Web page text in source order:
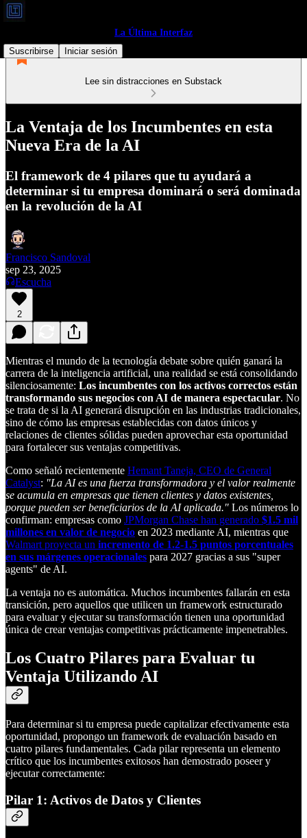
La Última Interfaz
Suscribirse
Iniciar sesión
Lee sin distracciones en Substack
La Ventaja de los Incumbentes en esta
Nueva Era de la AI
El framework de 4 pilares que tu ayudará a
determinar si tu empresa dominará o será dominada
en la revolución de la AI
Francisco Sandoval
sep 23, 2025
Escucha
2
Mientras el mundo de la tecnología debate sobre quién ganará la
carrera de la inteligencia artificial, una realidad se está consolidando
silenciosamente: Los incumbentes con los activos correctos están
transformando sus negocios con AI de manera espectacular. No
se trata de si la AI generará disrupción en las industrias tradicionales,
sino de cómo las empresas establecidas con datos únicos y
relaciones de clientes sólidas pueden aprovechar esta oportunidad
para fortalecer sus ventajas competitivas.
Como señaló recientemente Hemant Taneja, CEO de General
Catalyst: "La AI es una fuerza transformadora y el valor realmente
se acumula en empresas que tienen clientes y datos existentes,
porque pueden ser beneficiarios de la AI aplicada." Los números lo
confirman: empresas como JPMorgan Chase han generado $1.5 mil
millones en valor de negocio en 2023 mediante AI, mientras que
Walmart proyecta un incremento de 1.2-1.5 puntos porcentuales
en sus márgenes operacionales para 2027 gracias a sus "super
agents" de AI.
La ventaja no es automática. Muchos incumbentes fallarán en esta
transición, pero aquellos que utilicen un framework estructurado
para evaluar y ejecutar su transformación tienen una oportunidad
única de crear ventajas competitivas prácticamente impenetrables.
Los Cuatro Pilares para Evaluar tu
Ventaja Utilizando AI
Para determinar si tu empresa puede capitalizar efectivamente esta
oportunidad, propongo un framework de evaluación basado en
cuatro pilares fundamentales. Cada pilar representa un elemento
crítico que los incumbentes exitosos han demostrado poseer y
ejecutar correctamente:
Pilar 1: Activos de Datos y Clientes